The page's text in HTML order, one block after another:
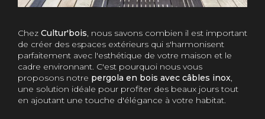
Chez Cultur'bois, nous savons combien il est important
de créer des espaces extérieurs qui s'harmonisent
parfaitement avec l'esthétique de votre maison et le
cadre environnant. C'est pourquoi nous vous
proposons notre pergola en bois avec câbles inox,
une solution idéale pour profiter des beaux jours tout
en ajoutant une touche d'élégance à votre habitat.